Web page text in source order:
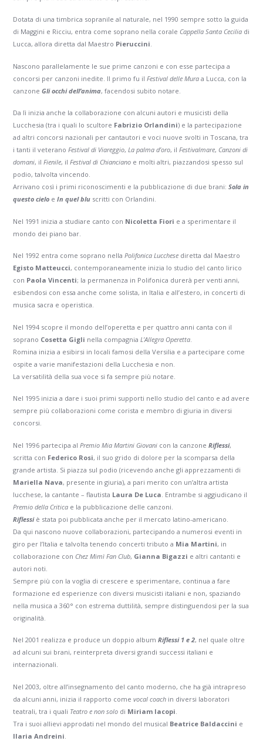
Dotata di una timbrica sopranile al naturale, nel 1990 sempre sotto la guida
di Maggini e Ricciu, entra come soprano nella corale Cappella Santa Cecilia di
Lucca, allora diretta dal Maestro Pieruccini.
Nascono parallelamente le sue prime canzoni e con esse partecipa a
concorsi per canzoni inedite. Il primo fu ilFestival delle Mura a Lucca, con la
canzoneGli occhi dell’anima, facendosi subito notare.
Da lì inizia anche la collaborazione con alcuni autori e musicisti della
Lucchesia (tra i quali lo scultore Fabrizio Orlandini) e la partecipazione
ad altri concorsi nazionali per cantautori e voci nuove svolti in Toscana, tra
i tanti il veteranoFestival di Viareggio,La palma d’oro, ilFestivalmare, Canzoni di
domani, ilFienile, ilFestival di Chianciano e molti altri, piazzandosi spesso sul
podio, talvolta vincendo.
Arrivano così i primi riconoscimenti e la pubblicazione di due brani:Sola in
questo cielo eIn quel blu scritti con Orlandini.
Nel 1991 inizia a studiare canto con Nicoletta Fiori e a sperimentare il
mondo dei piano bar.
Nel 1992 entra come soprano nellaPolifonica Lucchese diretta dal Maestro
Egisto Matteucci, contemporaneamente inizia lo studio del canto lirico
con Paola Vincenti; la permanenza in Polifonica durerà per venti anni,
esibendosi con essa anche come solista, in Italia e all’estero, in concerti di
musica sacra e operistica.
Nel 1994 scopre il mondo dell’operetta e per quattro anni canta con il
soprano Cosetta Gigli nella compagniaL’Allegra Operetta
Romina inizia a esibirsi in locali famosi della Versilia e a partecipare come
ospite a varie manifestazioni della Lucchesia e non.
La versatilità della sua voce si fa sempre più notare.
Nel 1995 inizia a dare i suoi primi supporti nello studio del canto e ad avere
sempre più collaborazioni come corista e membro di giuria in diversi
concorsi.
Nel 1996 partecipa alPremio Mia Martini Giovani con la canzoneRiflessi,
scritta con Federico Rosi, il suo grido di dolore per la scomparsa della
grande artista. Si piazza sul podio (ricevendo anche gli apprezzamenti di
Mariella Nava, presente in giuria), a pari merito con un’altra artista
lucchese, la cantante – flautista Laura De Luca . Entrambe si aggiudicano il
Premio della Critica e la pubblicazione delle canzoni.
Riflessi è stata poi pubblicata anche per il mercato latino-americano.
Da qui nascono nuove collaborazioni, partecipando a numerosi eventi in
giro per l’Italia e talvolta tenendo concerti tributo a Mia Martini, in
collaborazione con Chez Mimì Fan Club, Gianna Bigazzi e altri cantanti e
autori noti.
Sempre più con la voglia di crescere e sperimentare, continua a fare
formazione ed esperienze con diversi musicisti italiani e non, spaziando
nella musica a 360° con estrema duttilità, sempre distinguendosi per la sua
originalità.
Nel 2001 realizza e produce un doppio albumRiflessi 1 e 2, nel quale oltre
ad alcuni sui brani, reinterpreta diversi grandi successi italiani e
internazionali.
Nel 2003, oltre all’insegnamento del canto moderno, che ha già intrapreso
da alcuni anni, inizia il rapporto comevocal coach in diversi laboratori
teatrali, tra i quali Teatro e non solo di Miriam Iacopi
Tra i suoi allievi approdati nel mondo del musical Beatrice Baldaccini e
Ilaria Andreini